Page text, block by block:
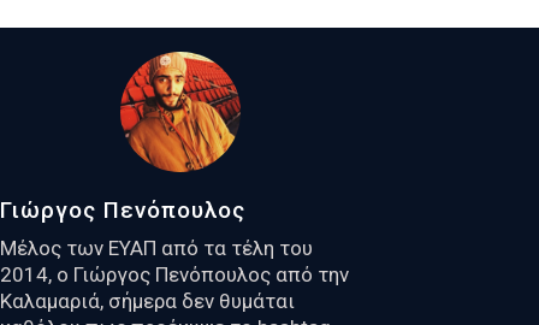
Γιώργος Πενόπουλος
Μέλος των ΕΥΑΠ από τα τέλη του
2014, ο Γιώργος Πενόπουλος από την
Καλαμαριά, σήμερα δεν θυμάται